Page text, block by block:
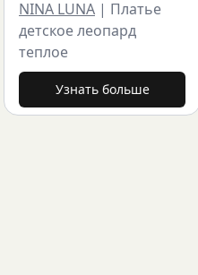
NINA LUNA | Платье
детское леопард
теплое
Узнать больше